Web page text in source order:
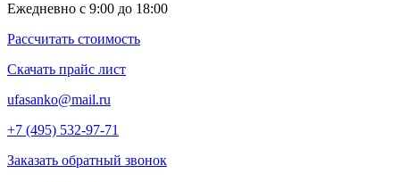
Ежедневно с 9:00 до 18:00
Рассчитать стоимость
Скачать прайс лист
ufasanko@mail.ru
+7 (495) 532-97-71
Заказать обратный звонок